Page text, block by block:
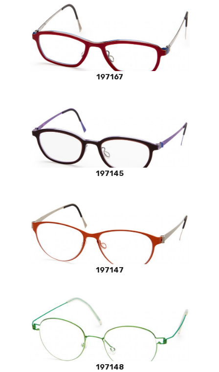
197167
197145
197147
197148